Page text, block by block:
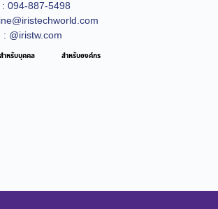
: 094-887-5498
: @iristw.com
สำหรับบุคคล สำหรับองค์กร